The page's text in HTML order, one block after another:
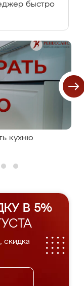
быстро
кухню
В 5%
скидка